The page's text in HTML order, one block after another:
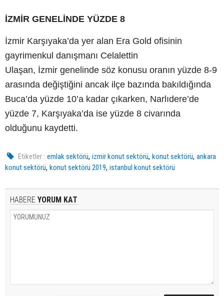
İZMİR GENELİNDE YÜZDE 8
İzmir Karşıyaka’da yer alan Era Gold ofisinin
gayrimenkul danışmanı Celalettin
Ulaşan, İzmir genelinde söz konusu oranın yüzde 8-9
arasında değiştiğini ancak ilçe bazında bakıldığında
Buca’da yüzde 10’a kadar çıkarken, Narlıdere’de
yüzde 7, Karşıyaka’da ise yüzde 8 civarında
olduğunu kaydetti.
Etiketler : emlak sektörü,izmir konut sektörü,konut sektörü,ankara
konut sektörü, konut sektörü 2019, istanbul konut sektörü
HABERE YORUM KAT